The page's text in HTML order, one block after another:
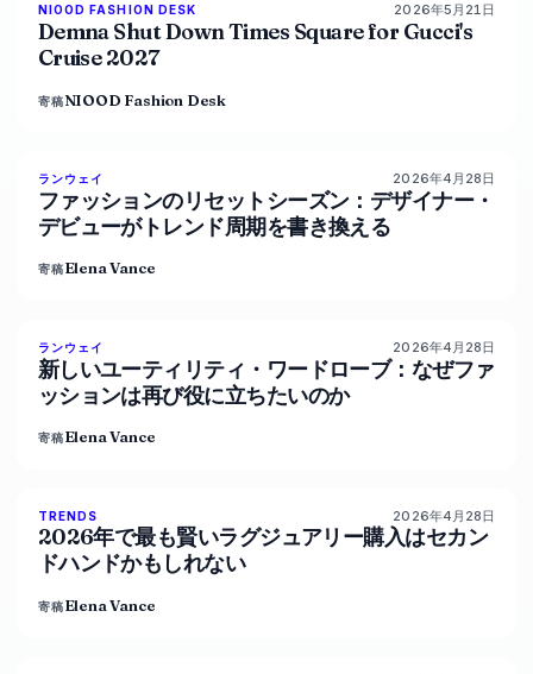
LIVE BRIEF
NIOOD FASHION DESK 2026年5月21日
Demna Shut Down Times Square for Gucci's
Cruise 2027
寄稿NIOOD Fashion Desk
88% 72
ランウェイ 2026年4月28日
ファッションのリセットシーズン：デザイナー・
デビューがトレンド周期を書き換える
寄稿Elena Vance
87% 67
ランウェイ 2026年4月28日
新しいユーティリティ・ワードローブ：なぜファ
ッションは再び役に立ちたいのか
寄稿Elena Vance
89% 77
TRENDS 2026年4月28日
2026年で最も賢いラグジュアリー購入はセカン
ドハンドかもしれない
寄稿Elena Vance